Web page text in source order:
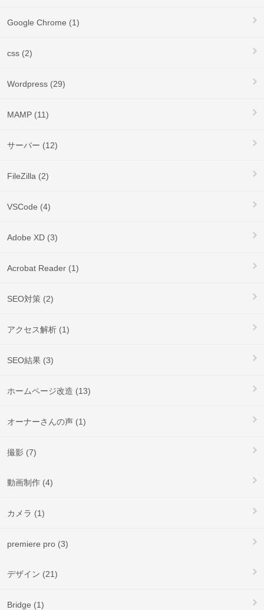
Google Chrome (1)
css (2)
Wordpress (29)
MAMP (11)
サーバー (12)
FileZilla (2)
VSCode (4)
Adobe XD (3)
Acrobat Reader (1)
SEO対策 (2)
アクセス解析 (1)
SEO結果 (3)
ホームページ改造 (13)
オーナーさんの声 (1)
撮影 (7)
動画制作 (4)
カメラ (1)
premiere pro (3)
デザイン (21)
Bridge (1)